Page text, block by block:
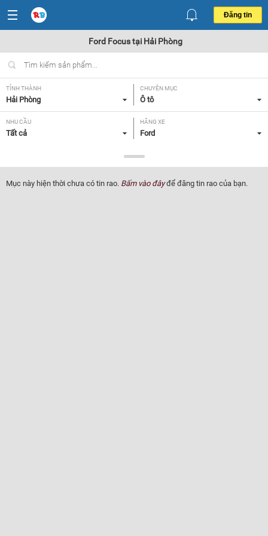
Đăng tin
Ford Focus tại Hải Phòng
TỈNH THÀNH
Hải Phòng
CHUYÊN MỤC
Ô tô
NHU CẦU
Tất cả
HÃNG XE
Ford
Focus
NĂM SẢN XUẤT
Tất cả
GIÁ XE XUẤT XỨ
Mục này hiện thời chưa có tin rao. Bấm vào đâyđể đăng tin rao của bạn.